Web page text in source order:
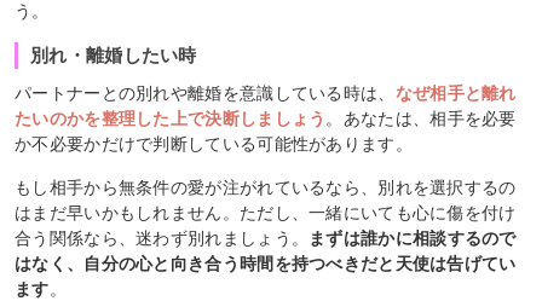
う。
別れ・離婚したい時
パートナーとの別れや離婚を意識している時は、 なぜ相手と離れ
たいのかを整理した上で決断しましょう 。あなたは、相手を必要
か不必要かだけで判断している可能性があります。
もし相手から無条件の愛が注がれているなら、別れを選択するの
はまだ早いかもしれません。ただし、一緒にいても心に傷を付け
合う関係なら、迷わず別れましょう。
まずは誰かに相談するので
はなく、自分の心と向き合う時間を持つべきだと天使は告げてい
ます。